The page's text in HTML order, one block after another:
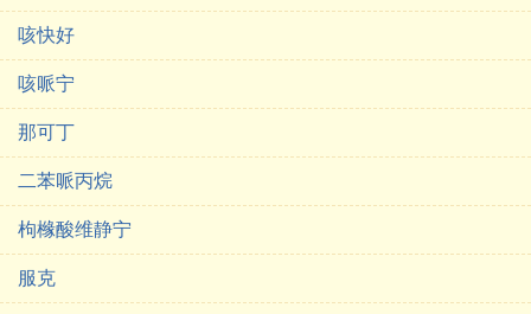
咳快好
咳哌宁
那可丁
二苯哌丙烷
枸橼酸维静宁
服克